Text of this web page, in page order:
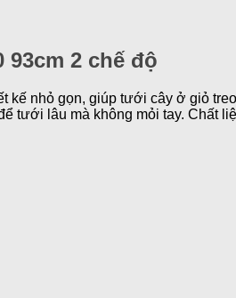
93cm 2 chế độ
kế nhỏ gọn, giúp tưới cây ở giỏ
tưới lâu mà không mỏi tay. Chất